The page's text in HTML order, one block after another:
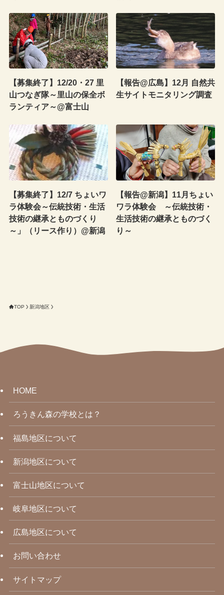
【募集終了】12/20・27 里
山つなぎ隊～里山の保全ボ
ランティア～@富士山
【報告@広島】12月 自然共
生サイトモニタリング調査
【募集終了】12/7 ちょいワ
ラ体験会～伝統技術・生活
技術の継承とものづくり
～」（リース作り）@新潟
【報告@新潟】11月ちょい
ワラ体験会 ～伝統技術・
生活技術の継承とものづく
り～
TOP 新潟地区
HOME
ろうきん森の学校とは？
福島地区について
新潟地区について
富士山地区について
岐阜地区について
広島地区について
お問い合わせ
サイトマップ